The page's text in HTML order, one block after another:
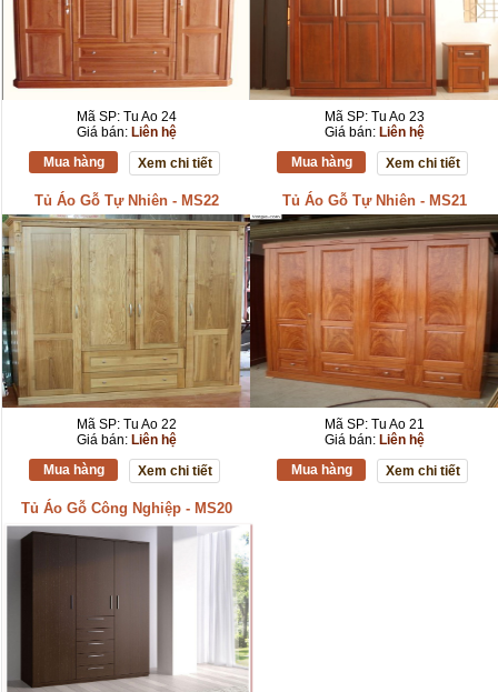
Mã SP: Tu Ao 24
Giá bán: Liên hệ
Mua hàng
Xem chi tiết
Mã SP: Tu Ao 23
Giá bán: Liên hệ
Mua hàng
Xem chi tiết
Tủ Áo Gỗ Tự Nhiên - MS22
Mã SP: Tu Ao 22
Giá bán: Liên hệ
Mua hàng
Xem chi tiết
Tủ Áo Gỗ Tự Nhiên - MS21
Mã SP: Tu Ao 21
Giá bán: Liên hệ
Mua hàng
Xem chi tiết
Tủ Áo Gỗ Công Nghiệp - MS20